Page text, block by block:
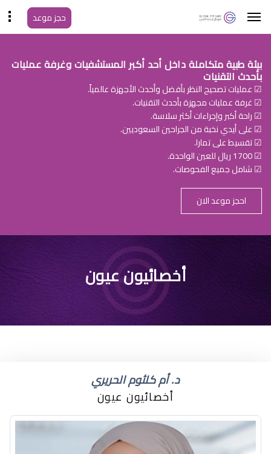
حجز موعد
بيئة طبية متكاملة داخل أحد أكبر المستشفيات وغرفة عمليات
بأحدث التقنيات
☑ عمليات تصحيح النظر بأفضل وأحدث الأجهزة عالمياً.
☑ غرفة عمليات مجهزة بأحدث التقنيات.
☑ راحة أكبر وإجراءات أكثر سلاسة.
☑ على أيدي نخبة من الجراحين السعوديين.
☑ تقسيط على تمارا.
☑ 1700 ريال للعين الواحدة.
☑ شامل جميع الفحوصات.
احجز موعد الان
كيفية علاج جفاف العين
الشديد
أخصائيون عيون
د. أم كلثوم الحريري
أخصائيون عيون